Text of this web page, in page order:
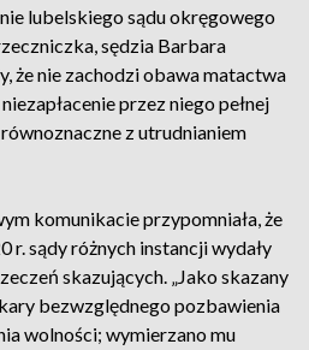
lubelskiego sądu okręgowego
sędzia Barbara
że nie zachodzi obawa matactwa
przez niego pełnej
z utrudnianiem
komunikacie przypomniała, że
r. sądy różnych instancji wydały
skazujących. „Jako skazany
bezwzględnego pozbawienia
wolności; wymierzano mu